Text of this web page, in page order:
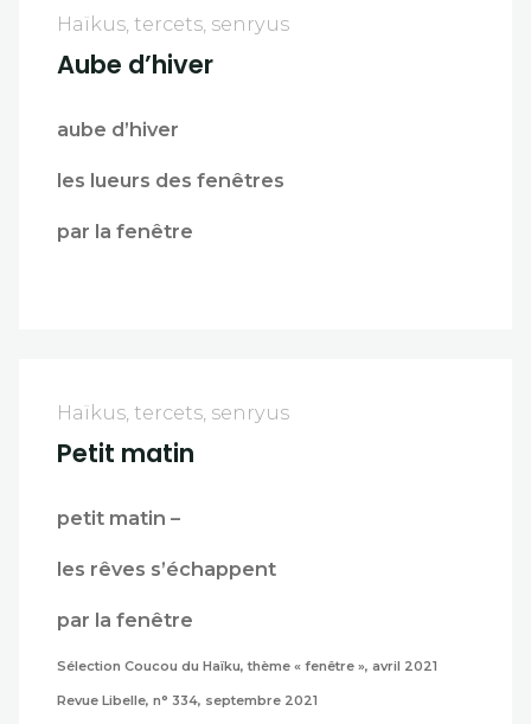
Haïkus, tercets, senryus
Aube d’hiver
aube d’hiver
les lueurs des fenêtres
par la fenêtre
Haïkus, tercets, senryus
Petit matin
petit matin –
les rêves s’échappent
par la fenêtre
Sélection Coucou du Haïku, thème « fenêtre », avril 2021
Revue Libelle, n° 334, septembre 2021